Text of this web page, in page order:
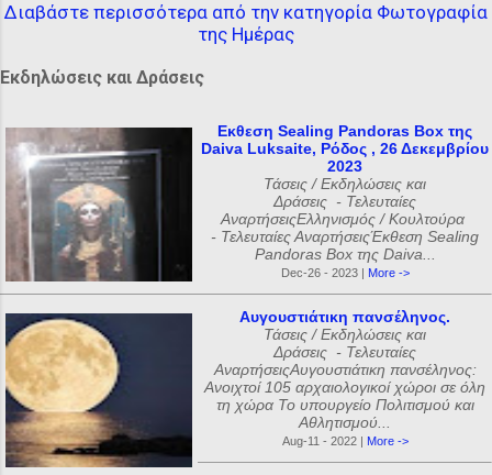
Διαβάστε περισσότερα από την κατηγορία Φωτογραφία
της Ημέρας
Εκδηλώσεις και Δράσεις
Εκθεση Sealing Pandoras Box της
Daiva Luksaite, Ρόδος , 26 Δεκεμβρίου
2023
Τάσεις / Εκδηλώσεις και
Δράσεις - Τελευταίες
ΑναρτήσειςΕλληνισμός / Κουλτούρα
- Τελευταίες ΑναρτήσειςΈκθεση Sealing
Pandoras Box της Daiva...
Dec-26 - 2023 | More ->
Αυγουστιάτικη πανσέληνος.
Τάσεις / Εκδηλώσεις και
Δράσεις - Τελευταίες
ΑναρτήσειςΑυγουστιάτικη πανσέληνος:
Ανοιχτοί 105 αρχαιολογικοί χώροι σε όλη
τη χώρα Το υπουργείο Πολιτισμού και
Αθλητισμού...
Aug-11 - 2022 | More ->